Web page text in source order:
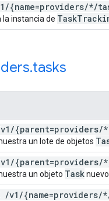
/{name=providers/*/
la instancia de Task
.tasks
v1 /{parent=providers/
un lote de objetos
v1 /{parent=providers/
un objeto Tasknuevo.
/v1 /{name=providers/*